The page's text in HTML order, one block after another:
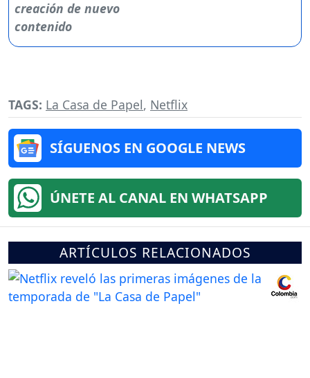
TAGS: La Casa de Papel, Netflix
SÍGUENOS EN GOOGLE NEWS
ÚNETE AL CANAL EN WHATSAPP
ARTÍCULOS RELACIONADOS